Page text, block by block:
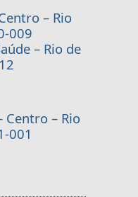
– Rio
009
– Rio de
– Rio
001